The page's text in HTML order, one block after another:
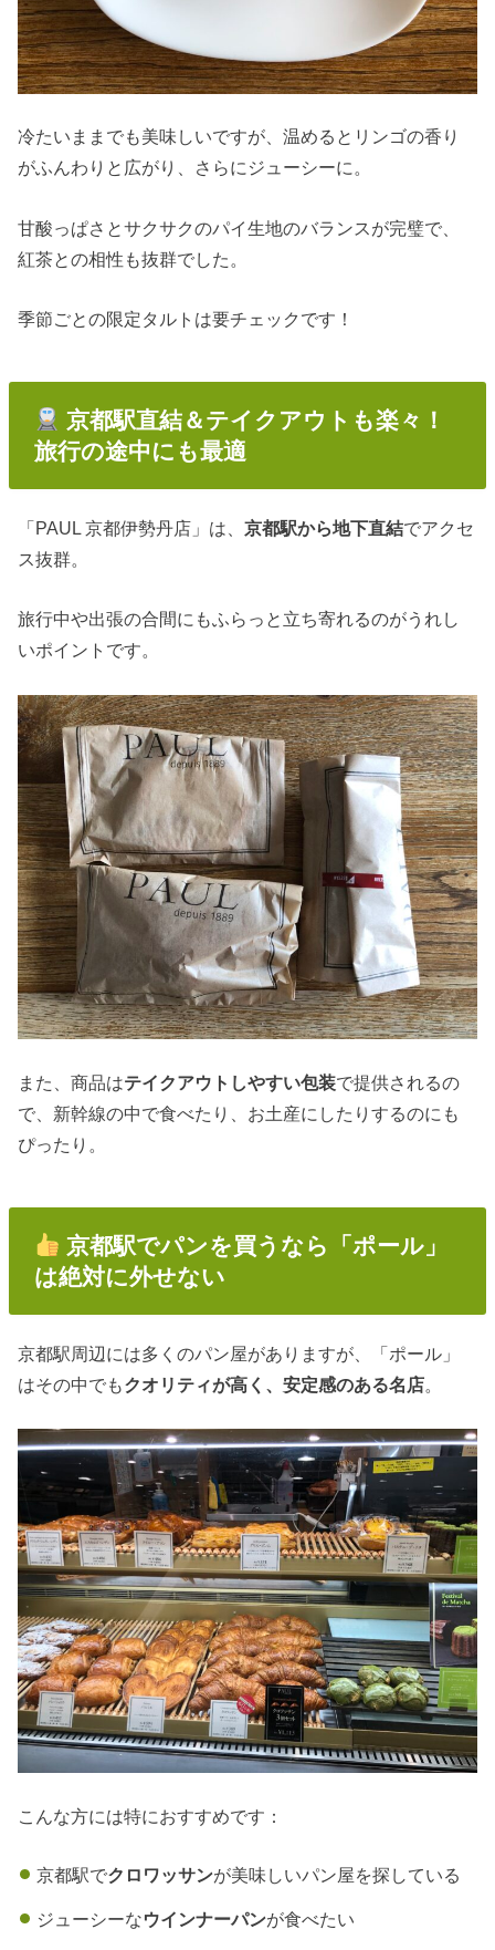
冷たいままでも美味しいですが、温めるとリンゴの香り
がふんわりと広がり、さらにジューシーに。
甘酸っぱさとサクサクのパイ生地のバランスが完璧で、
紅茶との相性も抜群でした。
季節ごとの限定タルトは要チェックです！
京都駅直結＆テイクアウトも楽々！
旅行の途中にも最適
「PAUL 京都伊勢丹店」は、京都駅から地下直結でアクセ
ス抜群。
旅行中や出張の合間にもふらっと立ち寄れるのがうれし
いポイントです。
また、商品はテイクアウトしやすい包装で提供されるの
で、新幹線の中で食べたり、お土産にしたりするのにも
ぴったり。
京都駅でパンを買うなら「ポール」
は絶対に外せない
京都駅周辺には多くのパン屋がありますが、「ポール」
はその中でもクオリティが高く、安定感のある名店。
こんな方には特におすすめです：
京都駅でクロワッサンが美味しいパン屋を探している
ジューシーなウインナーパンが食べたい